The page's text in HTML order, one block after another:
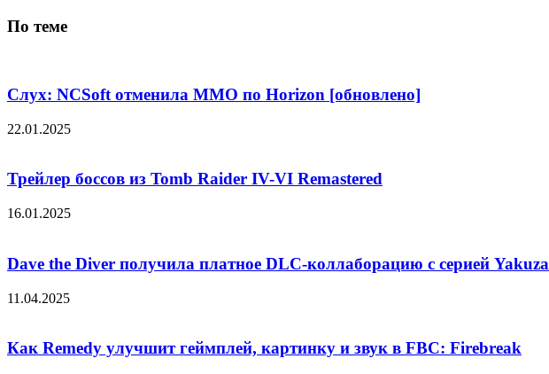
По теме
Слух: NCSoft отменила MMO по Horizon [обновлено]
22.01.2025
Трейлер боссов из Tomb Raider IV-VI Remastered
16.01.2025
Dave the Diver получила платное DLC-коллаборацию с серией Yakuza
11.04.2025
Как Remedy улучшит геймплей, картинку и звук в FBC: Firebreak